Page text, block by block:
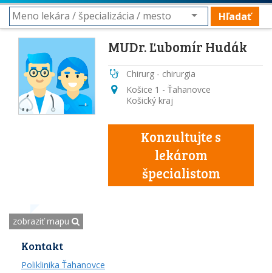
Hľadať
MUDr. Ľubomír Hudák
Chirurg - chirurgia
Košice 1 - Ťahanovce
Košický kraj
Konzultujte s
lekárom
špecialistom
zobraziť mapu
Kontakt
Poliklinika Ťahanovce